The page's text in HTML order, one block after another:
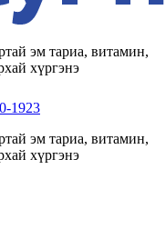
эм тариа, витамин,
хүргэнэ
1923
эм тариа, витамин,
хүргэнэ